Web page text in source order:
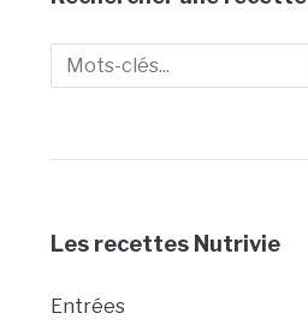
Search
for:
Les recettes Nutrivie
Entrées